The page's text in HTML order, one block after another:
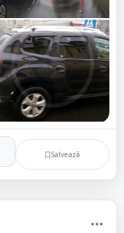
Salvează